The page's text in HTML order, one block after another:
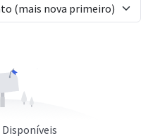
(mais nova primeiro)
Disponíveis